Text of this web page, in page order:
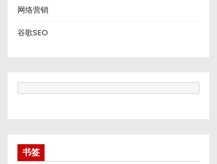
网络营销
谷歌SEO
书签